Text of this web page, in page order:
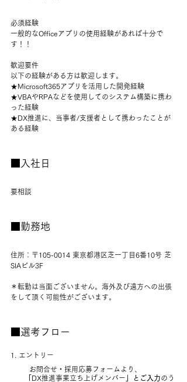
必須経験
一般的なOfficeアプリの使用経験があれば十分で
す！！
歓迎要件
以下の経験がある方は歓迎します。
★Microsoft365アプリを活用した開発経験
★VBAやRPAなどを使用してのシステム構築に携わ
った経験
★DX推進に、当事者/支援者として携わったことが
ある経験
■入社日
要相談
■勤務地
住所：〒105-0014 東京都港区芝一丁目6番10号 芝
SIAビル3F
＊転勤は当面ございません。海外及び遠方への出張
をして頂く可能性がございます。
■選考フロー
1. エントリー
        お問合せ・採用応募フォームより、
DX推進事業立ち上げメンバー 」とご入力のう